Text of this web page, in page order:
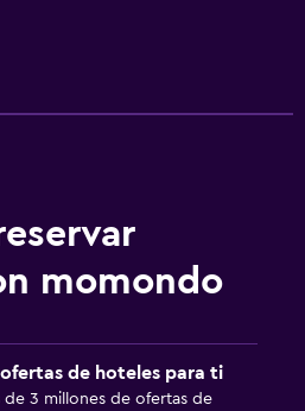
momondo
ofertas de hoteles para ti
de 3 millones de ofertas de